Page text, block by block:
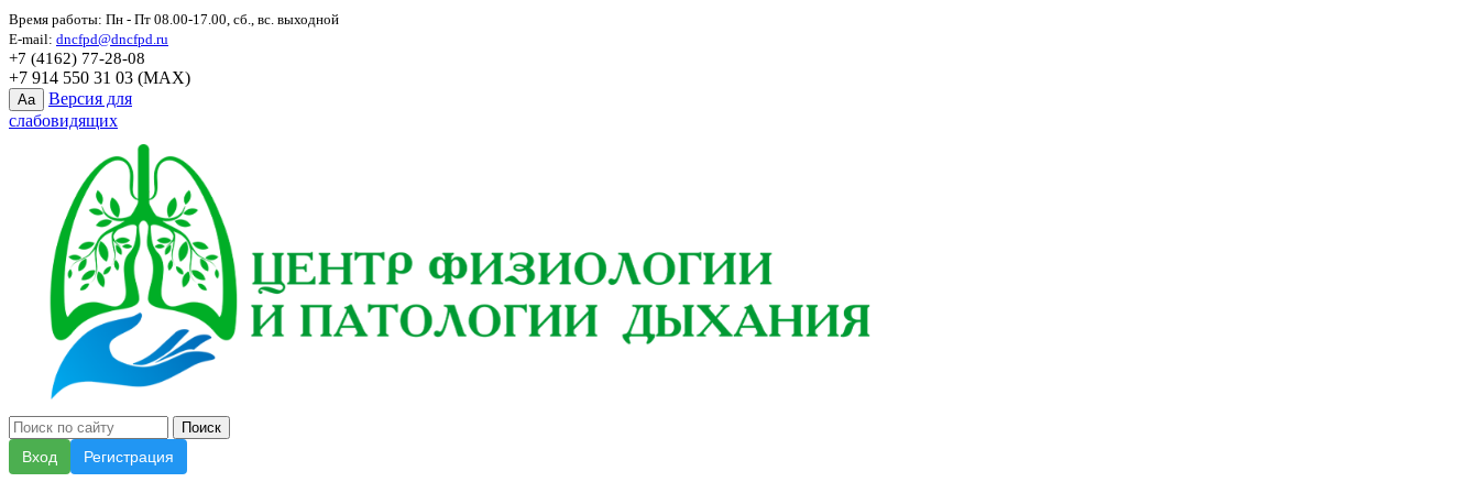
Время работы: Пн - Пт 08.00-17.00, сб., вс. выходной
E-mail: dncfpd@dncfpd.ru
+7 (4162) 77-28-08
+7 914 550 31 03 (MAX)
Aa
Версия для
слабовидящих
Вход Регистрация